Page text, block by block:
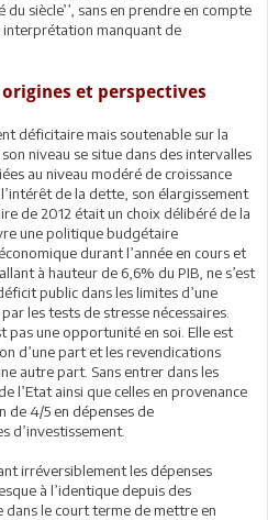
du siècle’’, sans en prendre en compte
interprétation manquant de
et perspectives
déficitaire mais soutenable sur la
niveau se situe dans des intervalles
au niveau modéré de croissance
de la dette, son élargissement
de 2012 était un choix délibéré de la
une politique budgétaire
durant l’année en cours et
à hauteur de 6,6% du PIB, ne s’est
public dans les limites d’une
les tests de stresse nécessaires.
pas une opportunité en soi. Elle est
d’une part et les revendications
autre part. Sans entrer dans les
l’Etat ainsi que celles en provenance
de 4/5 en dépenses de
d’investissement.
irréversiblement les dépenses
à l’identique depuis des
dans le court terme de mettre en